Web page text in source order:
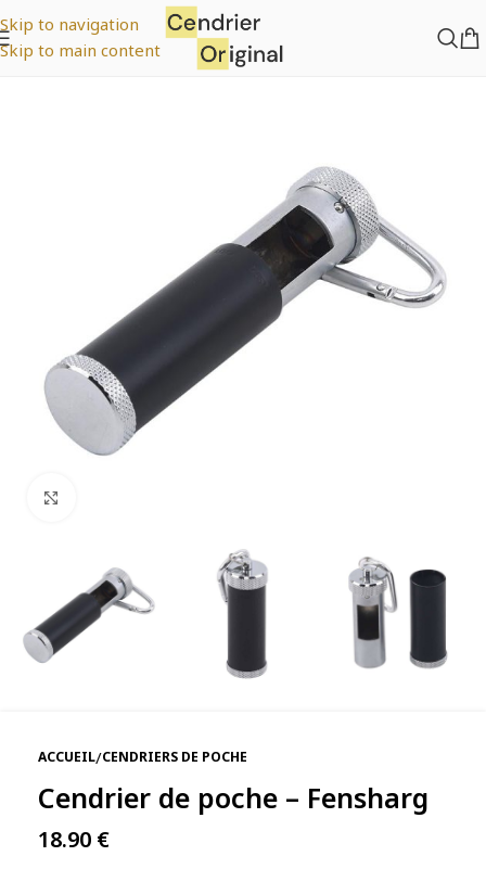
Skip to navigation
Skip to main content
ACCUEIL/CENDRIERS DE POCHE
Cendrier de poche – Fensharg
18.90 €